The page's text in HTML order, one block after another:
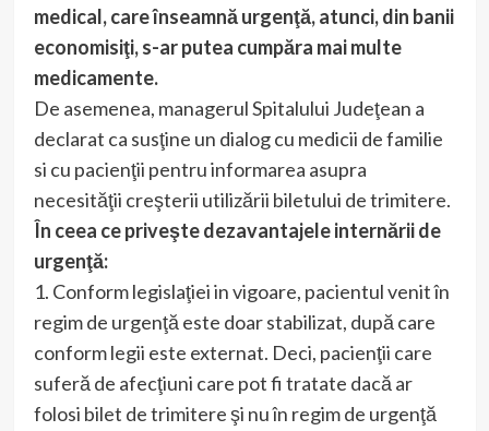
medical, care înseamnă urgenţă, atunci, din banii
economisiţi, s-ar putea cumpăra mai multe
medicamente.
De asemenea, managerul Spitalului Judeţean a
declarat ca susţine un dialog cu medicii de familie
si cu pacienţii pentru informarea asupra
necesităţii creşterii utilizării biletului de trimitere.
În ceea ce priveşte dezavantajele internării de
urgenţă:
1. Conform legislaţiei in vigoare, pacientul venit în
regim de urgenţă este doar stabilizat, după care
conform legii este externat. Deci, pacienţii care
suferă de afecţiuni care pot fi tratate dacă ar
folosi bilet de trimitere şi nu în regim de urgenţă